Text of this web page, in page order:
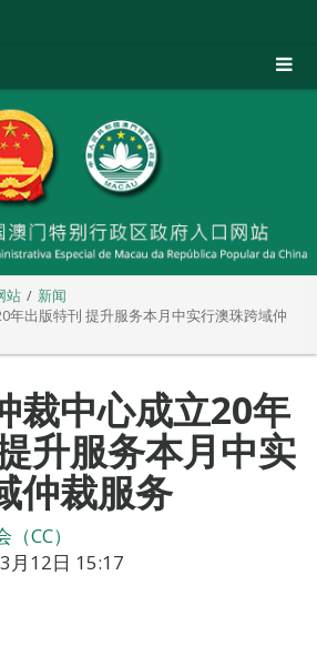
站
新闻
年出版特刊 提升服务本月中实行澳珠跨域仲
裁中心成立20年
升服务本月中实
仲裁服务
CC）
月12日 15:17